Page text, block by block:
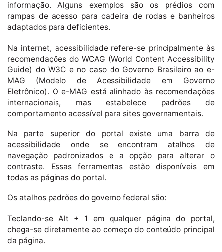
informação. Alguns exemplos são os prédios com
rampas de acesso para cadeira de rodas e banheiros
adaptados para deficientes.
Na internet, acessibilidade refere-se principalmente às
recomendações do WCAG (World Content Accessibility
Guide) do W3C e no caso do Governo Brasileiro ao e-
MAG (Modelo de Acessibilidade em Governo
Eletrônico). O e-MAG está alinhado às recomendações
internacionais, mas estabelece padrões de
comportamento acessível para sites governamentais.
Na parte superior do portal existe uma barra de
acessibilidade onde se encontram atalhos de
navegação padronizados e a opção para alterar o
contraste. Essas ferramentas estão disponíveis em
todas as páginas do portal.
Os atalhos padrões do governo federal são:
Teclando-se Alt + 1 em qualquer página do portal,
chega-se diretamente ao começo do conteúdo principal
da página.